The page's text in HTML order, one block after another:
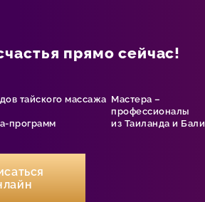
прямо сейчас!
тайского массажа
программ
Мастера –
профессионалы
из Таиланда и Бали